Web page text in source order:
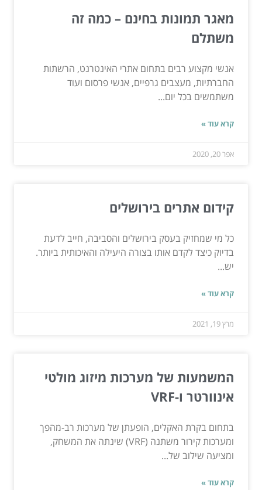
מאגר תמונות בחינם – כמה זה
משתלם
אנשי מקצוע רבים בתחום אתרי האינטרנט, הרשתות
החברתיות, מעצבים גרפיים, אנשי פרסום ועוד
משתמשים בכל יום...
קרא עוד »
אפר 20, 2020
קידום אתרים בירושלים
כל מי שמחזיק בעסק בירושלים והסביבה, חייב לדעת
בדיוק כיצד לקדם אותו בצורה היעילה והאיכותית ביותר.
יש...
קרא עוד »
מרץ 19, 2021
המשמעות של מערכות מיזוג מולטי
אינוורטר ו-VRF
בתחום בקרת האקלים, הופעתן של מערכות רב-מהפך
ומערכות קירור משתנה (VRF) שינתה את המשחק,
ומציעה שילוב של...
קרא עוד »